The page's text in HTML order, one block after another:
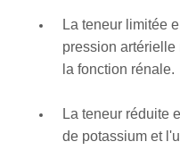
La teneur limitée
pression
la fonction rénale.
La teneur réduite
de potassium et